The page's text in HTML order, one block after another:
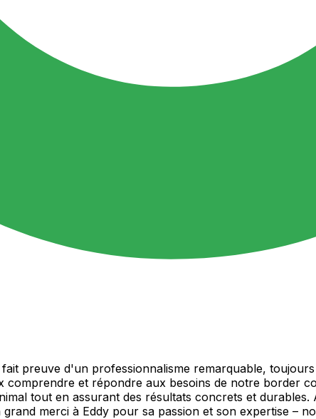
preuve d'un professionnalisme remarquable,
comprendre et répondre aux besoins de notre border
tout en assurant des résultats concrets et
merci à Eddy pour sa passion et son expertise –